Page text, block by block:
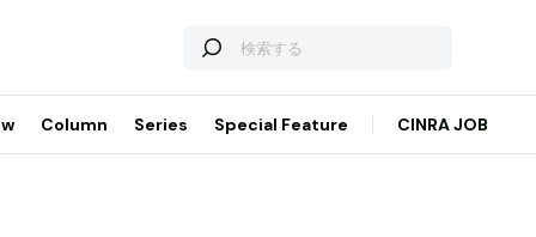
Column Series Special Feature CINRA JOB